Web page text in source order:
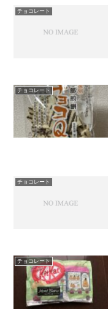
チョコレート
チョコレート
チョコレート
チョコレート